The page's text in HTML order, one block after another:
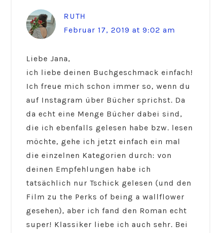
RUTH
Februar 17, 2019 at 9:02 am
Liebe Jana,
ich liebe deinen Buchgeschmack einfach!
Ich freue mich schon immer so, wenn du
auf Instagram über Bücher sprichst. Da
da echt eine Menge Bücher dabei sind,
die ich ebenfalls gelesen habe bzw. lesen
möchte, gehe ich jetzt einfach ein mal
die einzelnen Kategorien durch: von
deinen Empfehlungen habe ich
tatsächlich nur Tschick gelesen (und den
Film zu the Perks of being a wallflower
gesehen), aber ich fand den Roman echt
super! Klassiker liebe ich auch sehr. Bei